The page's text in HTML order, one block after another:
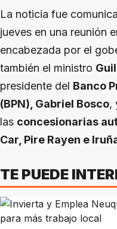
La noticia fue
jueves en una reunión
encabezada por el
también el ministro
presidente del Banco
(BPN), Gabriel Bosco,
las concesionarias
Car, Pire Rayen e
TE PUEDE